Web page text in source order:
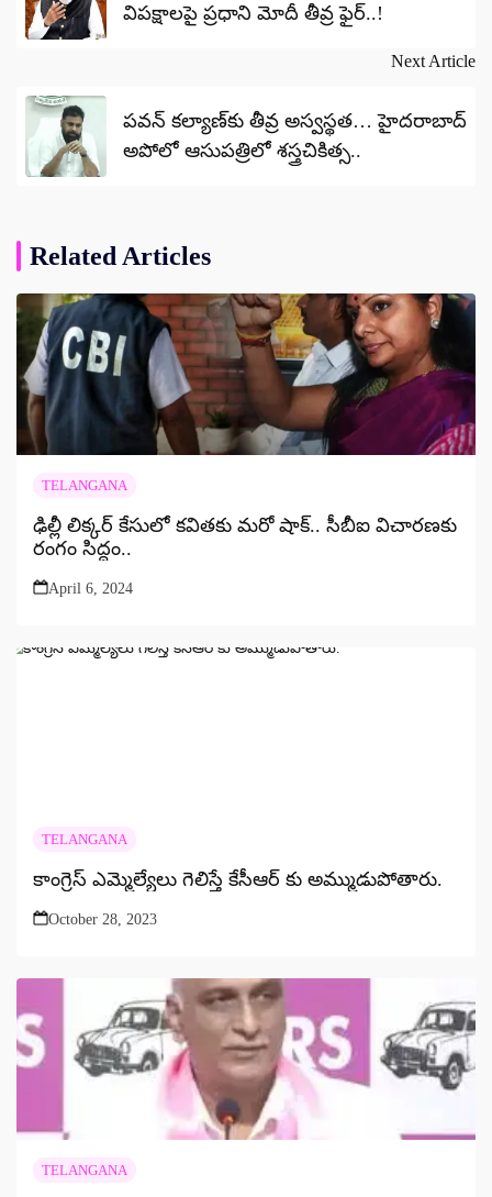
విపక్షాలపై ప్రధాని మోదీ తీవ్ర ఫైర్..!
Next Article
పవన్ కల్యాణ్‌కు తీవ్ర అస్వస్థత… హైదరాబాద్
అపోలో ఆసుపత్రిలో శస్త్రచికిత్స..
Related Articles
TELANGANA
ఢిల్లీ లిక్కర్ కేసులో కవితకు మరో షాక్.. సీబీఐ విచారణకు
రంగం సిద్ధం..
April 6, 2024
TELANGANA
కాంగ్రెస్ ఎమ్మెల్యేలు గెలిస్తే కేసీఆర్ కు అమ్ముడుపోతారు.
October 28, 2023
TELANGANA